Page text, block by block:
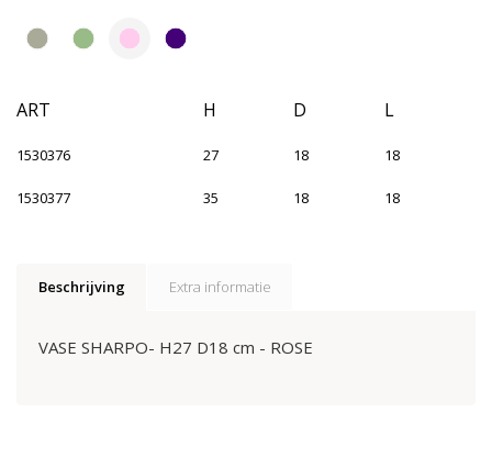
ART H D L
1530376 27 18 18
1530377 35 18 18
Beschrijving Extra informatie
VASE SHARPO- H27 D18 cm - ROSE